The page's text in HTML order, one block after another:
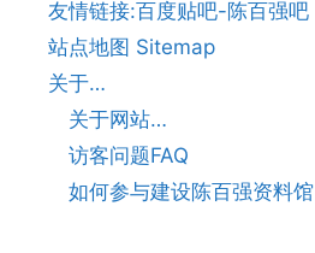
友情链接:百度贴吧-陈百强吧
站点地图 Sitemap
关于…
关于网站…
访客问题FAQ
如何参与建设陈百强资料馆